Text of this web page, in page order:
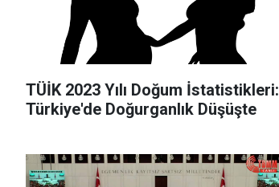
TÜİK 2023 Yılı Doğum İstatistikleri:
Türkiye'de Doğurganlık Düşüşte